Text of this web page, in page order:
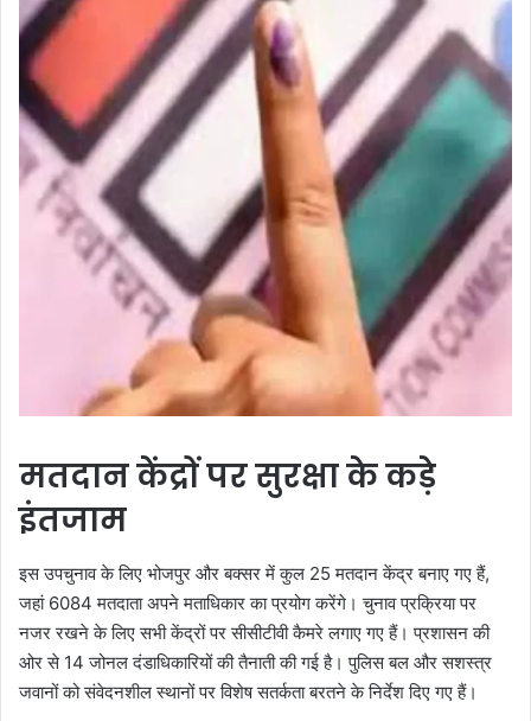
मतदान केंद्रों पर सुरक्षा के कड़े
इंतजाम
इस उपचुनाव के लिए भोजपुर और बक्सर में कुल 25 मतदान केंद्र बनाए गए हैं,
जहां 6084 मतदाता अपने मताधिकार का प्रयोग करेंगे। चुनाव प्रक्रिया पर
नजर रखने के लिए सभी केंद्रों पर सीसीटीवी कैमरे लगाए गए हैं। प्रशासन की
ओर से 14 जोनल दंडाधिकारियों की तैनाती की गई है। पुलिस बल और सशस्त्र
जवानों को संवेदनशील स्थानों पर विशेष सतर्कता बरतने के निर्देश दिए गए हैं।